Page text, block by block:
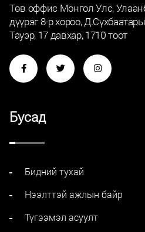
Төв оффис Монгол Улс,
дүүрэг 8-р хороо,
Тауэр, 17 давхар, 1710 тоот
Бусад
Бидний тухай
Нээлттэй ажлын байр
Түгээмэл асуулт